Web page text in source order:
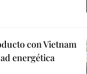
con Vietnam
energética